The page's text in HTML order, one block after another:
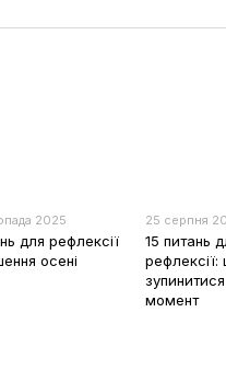
2025
для рефлексії
осені
25 серпня
15 питань
момент